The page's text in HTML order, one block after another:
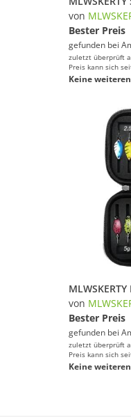
von
Bester Preis
gefunden bei
zuletzt überprüft
Preis kann sich
Keine
von
Bester Preis
gefunden bei
zuletzt überprüft
Preis kann sich
Keine